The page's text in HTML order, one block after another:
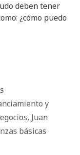
deben tener
¿cómo puedo
y
, Juan
básicas